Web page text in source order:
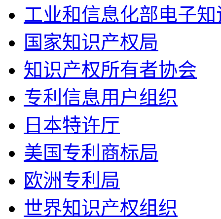
工业和信息化部电子
国家知识产权局
知识产权所有者协会
专利信息用户组织
日本特许厅
美国专利商标局
欧洲专利局
世界知识产权组织